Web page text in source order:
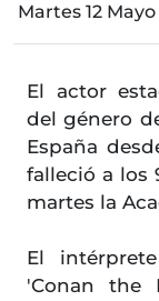
Martes 12
El actor
del género
España
falleció a los
martes la
El
'Conan the